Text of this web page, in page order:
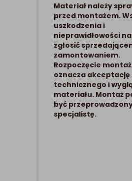
Materiał należy
przed montażem.
uszkodzenia i
nieprawidłowości
zgłosić
zamontowaniem.
Rozpoczęcie
oznacza akceptację
technicznego i
materiału. Montaż
być
specjalistę.